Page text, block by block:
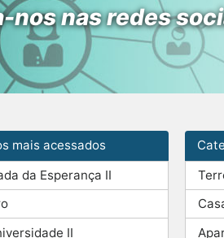
nos nas redes
mais acessados
da Esperança II
II